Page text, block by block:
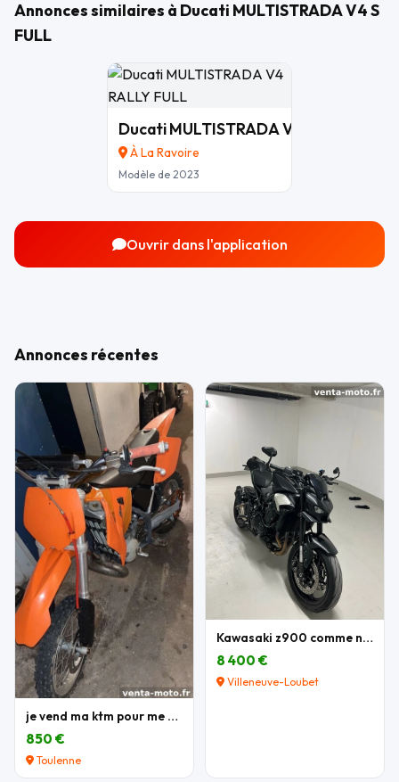
Annonces similaires à Ducati MULTISTRADA V4 S
FULL
Ducati MULTISTRADA V4 RALLY FULL
À La Ravoire
Modèle de 2023
Ouvrir dans l'application
Annonces récentes
je vend ma ktm pour me acheter une autre moto
850 €
Toulenne
Kawasaki z900 comme neuve
8 400 €
Villeneuve-Loubet